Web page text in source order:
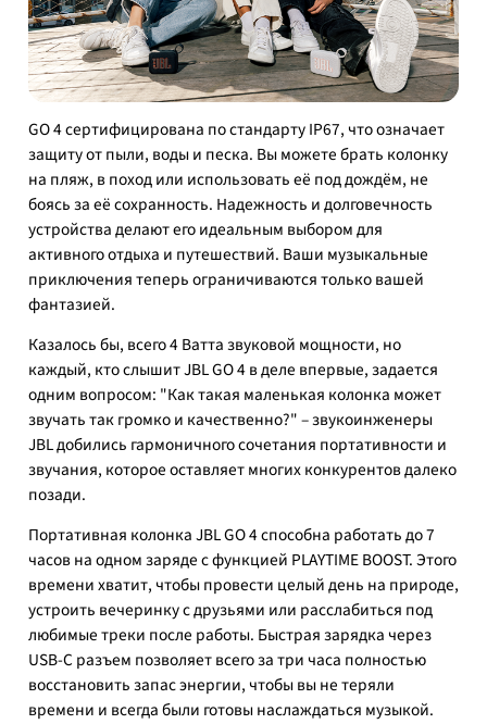
GO 4 сертифицирована по стандарту IP67, что означает
защиту от пыли, воды и песка. Вы можете брать колонку
на пляж, в поход или использовать её под дождём, не
боясь за её сохранность. Надежность и долговечность
устройства делают его идеальным выбором для
активного отдыха и путешествий. Ваши музыкальные
приключения теперь ограничиваются только вашей
фантазией.
Казалось бы, всего 4 Ватта звуковой мощности, но
каждый, кто слышит JBL GO 4 в деле впервые, задается
одним вопросом: "Как такая маленькая колонка может
звучать так громко и качественно?" – звукоинженеры
JBL добились гармоничного сочетания портативности и
звучания, которое оставляет многих конкурентов далеко
позади.
Портативная колонка JBL GO 4 способна работать до 7
часов на одном заряде с функцией PLAYTIME BOOST. Этого
времени хватит, чтобы провести целый день на природе,
устроить вечеринку с друзьями или расслабиться под
любимые треки после работы. Быстрая зарядка через
USB-C разъем позволяет всего за три часа полностью
восстановить запас энергии, чтобы вы не теряли
времени и всегда были готовы наслаждаться музыкой.